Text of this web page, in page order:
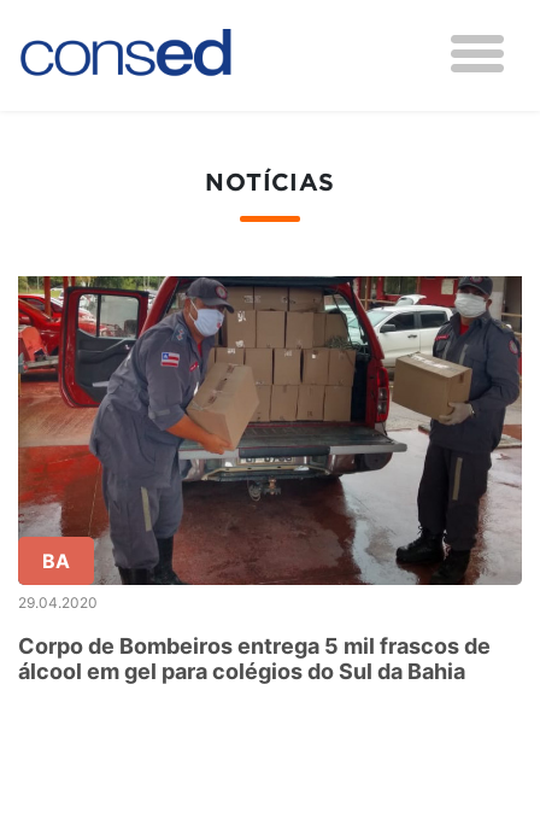
NOTÍCIAS
BA
29.04.2020
Corpo de Bombeiros entrega 5 mil frascos de
álcool em gel para colégios do Sul da Bahia